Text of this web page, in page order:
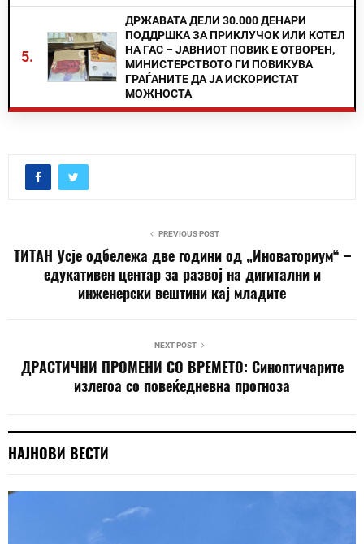
5.
ДРЖАВАТА ДЕЛИ 30.000 ДЕНАРИ
ПОДДРШКА ЗА ПРИКЛУЧОК ИЛИ КОТЕЛ
НА ГАС – ЈАВНИОТ ПОВИК Е ОТВОРЕН,
МИНИСТЕРСТВОТО ГИ ПОВИКУВА
ГРАЃАНИТЕ ДА ЈА ИСКОРИСТАТ
МОЖНОСТА
PREVIOUS POST
ТИТАН Усје одбележа две години од „Иноваториум“ –
едукативен центар за развој на дигитални и
инженерски вештини кај младите
NEXT POST
ДРАСТИЧНИ ПРОМЕНИ СО ВРЕМЕТО: Синоптичарите
излегоа со повеќедневна прогноза
НАЈНОВИ ВЕСТИ